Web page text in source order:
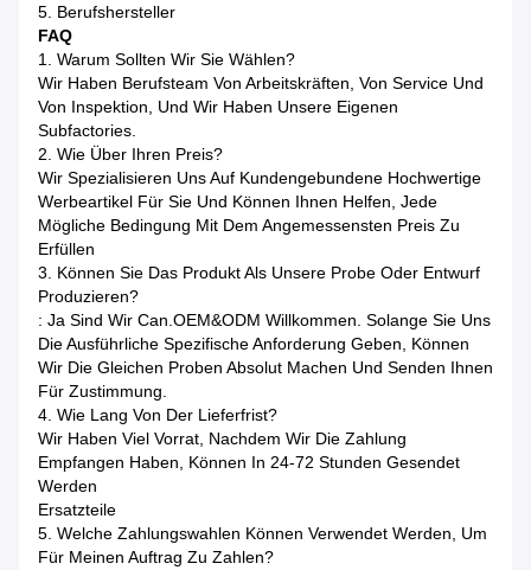
5. Berufshersteller
FAQ
1. Warum Sollten Wir Sie Wählen?
Wir Haben Berufsteam Von Arbeitskräften, Von Service Und
Von Inspektion, Und Wir Haben Unsere Eigenen
Subfactories.
2. Wie Über Ihren Preis?
Wir Spezialisieren Uns Auf Kundengebundene Hochwertige
Werbeartikel Für Sie Und Können Ihnen Helfen, Jede
Mögliche Bedingung Mit Dem Angemessensten Preis Zu
Erfüllen
3. Können Sie Das Produkt Als Unsere Probe Oder Entwurf
Produzieren?
: Ja Sind Wir Can.OEM&ODM Willkommen. Solange Sie Uns
Die Ausführliche Spezifische Anforderung Geben, Können
Wir Die Gleichen Proben Absolut Machen Und Senden Ihnen
Für Zustimmung.
4. Wie Lang Von Der Lieferfrist?
Wir Haben Viel Vorrat, Nachdem Wir Die Zahlung
Empfangen Haben, Können In 24-72 Stunden Gesendet
Werden
Ersatzteile
5. Welche Zahlungswahlen Können Verwendet Werden, Um
Für Meinen Auftrag Zu Zahlen?